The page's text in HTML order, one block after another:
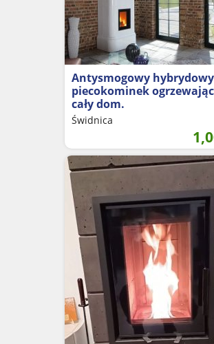
Antysmogowy hybrydowy
piecokominek
cały dom.
Świdnica